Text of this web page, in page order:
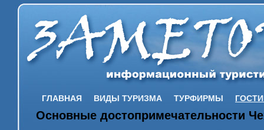
ГЛАВНАЯ ВИДЫ ТУРИЗМА ТУРФИРМЫ
Основные достопримечательности